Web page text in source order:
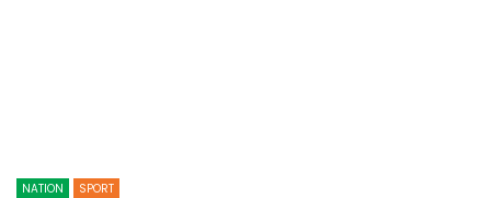
NATION SPORT